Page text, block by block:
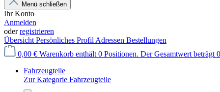
Menü schließen
Ihr Konto
Anmelden
oderregistrieren
Übersicht Persönliches Profil Adressen Bestellungen
0,00 € Warenkorb enthält 0 Positionen. Der Gesamtwert beträgt
Fahrzeugteile
Zur Kategorie Fahrzeugteile